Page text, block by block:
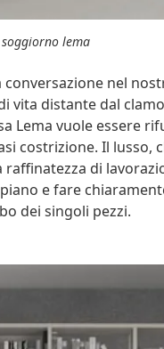
soggiorno lema
nel
vita distante dal
Lema vuole essere
costrizione. Il lusso,
di
e fare
dei singoli pezzi.